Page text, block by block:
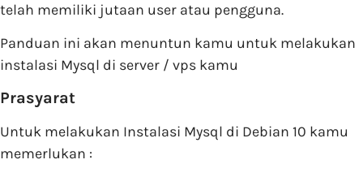
telah memiliki jutaan user atau pengguna.
Panduan ini akan menuntun kamu untuk melakukan
instalasi Mysql di server / vps kamu
Prasyarat
Untuk melakukan Instalasi Mysql di Debian 10 kamu
memerlukan :